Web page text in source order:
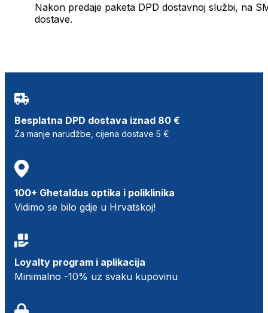
Nakon predaje paketa DPD dostavnoj službi, na
dostave.
Besplatna DPD dostava iznad 80 €
Za manje narudžbe, cijena dostave 5 €
100+ Ghetaldus optika i poliklinika
Vidimo se bilo gdje u Hrvatskoj!
Loyalty program i aplikacija
Minimalno -10% uz svaku kupovinu